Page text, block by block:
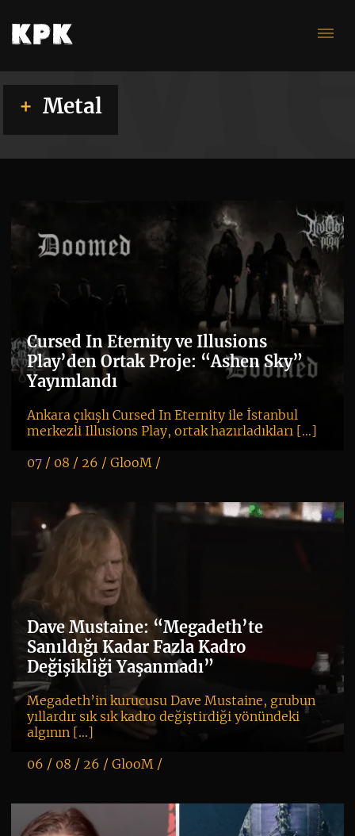
Metal
Cursed In Eternity ve Illusions
Play’den Ortak Proje: “Ashen Sky”
Yayımlandı
Ankara çıkışlı Cursed In Eternity ile İstanbul
merkezli Illusions Play, ortak hazırladıkları […]
07 / 08 / 26 / GlooM/
Dave Mustaine: “Megadeth’te
Sanıldığı Kadar Fazla Kadro
Değişikliği Yaşanmadı”
Megadeth’in kurucusu Dave Mustaine, grubun
yıllardır sık sık kadro değiştirdiği yönündeki
algının […]
06 / 08 / 26 / GlooM/